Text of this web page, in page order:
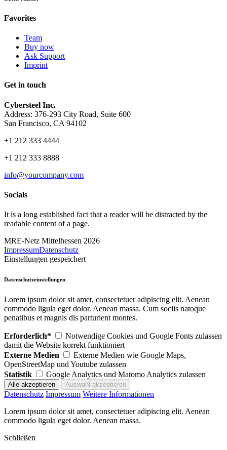
Favorites
Team
Buy now
Ask Support
Imprint
Get in touch
Cybersteel Inc.
Address: 376-293 City Road, Suite 600
San Francisco, CA 94102
+1 212 333 4444
+1 212 333 8888
info@yourcompany.com
Socials
It is a long established fact that a reader will be distracted by the
readable content of a page.
MRE-Netz Mittelhessen 2026
ImpressumDatenschutz
Einstellungen gespeichert
Datenschutzeinstellungen
Lorem ipsum dolor sit amet, consectetuer adipiscing elit. Aenean
commodo ligula eget dolor. Aenean massa. Cum sociis natoque
penatibus et magnis dis parturient montes.
Erforderlich*
Notwendige Cookies und Google Fonts zulassen
damit die Website korrekt funktioniert
Externe Medien
Externe Medien wie Google Maps,
OpenStreetMap und Youtube zulassen
Statistik
Google Analytics und Matomo Analytics zulassen
Datenschutz Impressum Weitere Informationen
Lorem ipsum dolor sit amet, consectetuer adipiscing elit. Aenean
commodo ligula eget dolor. Aenean massa.
Schließen